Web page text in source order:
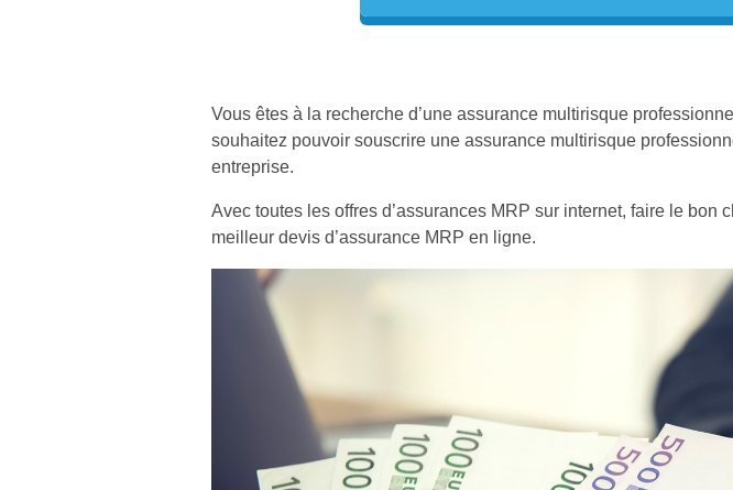
Vous êtes à la recherche d’une assurance multirisque
souhaitez pouvoir souscrire une assurance multirisque
entreprise.
Avec toutes les offres d’assurances MRP sur internet, faire le
meilleur devis d’assurance MRP en ligne.